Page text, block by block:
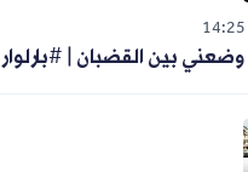
14:25
بين القضبان | #بارلوار